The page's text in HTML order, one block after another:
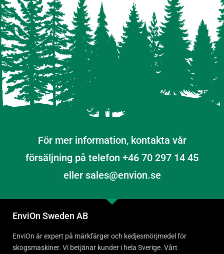
För mer information, kontakta vår
försäljning på telefon +46 70 297 14 45
eller sales@envion.se
EnviOn Sweden AB
EnviOn är expert på märkfärger och kedjesmörjmedel för
skogsmaskiner. Vi betjänar kunder i hela Sverige. Vårt